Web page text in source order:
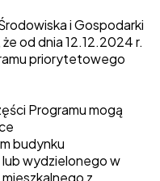
i Gospodarki
od dnia 12.12.2024 r.
priorytetowego
Programu mogą
budynku
wydzielonego w
z